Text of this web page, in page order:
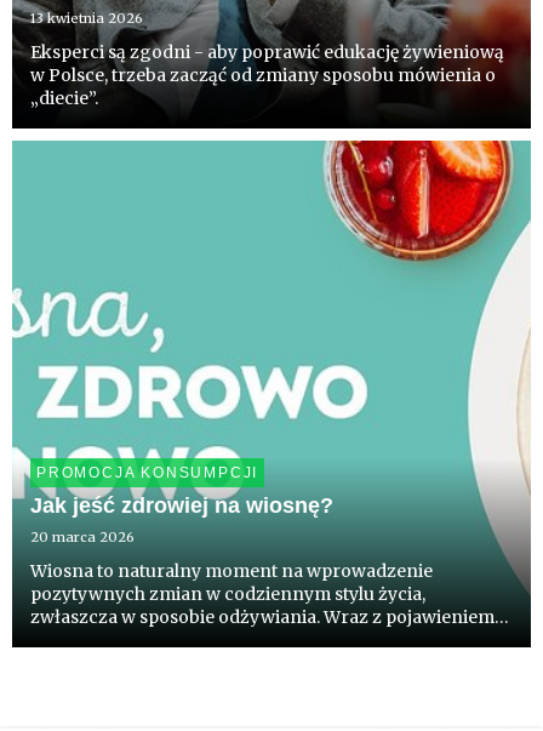
13 kwietnia 2026
Eksperci są zgodni - aby poprawić edukację żywieniową
w Polsce, trzeba zacząć od zmiany sposobu mówienia o
„diecie”.
PROMOCJA KONSUMPCJI
Jak jeść zdrowiej na wiosnę?
20 marca 2026
Wiosna to naturalny moment na wprowadzenie
pozytywnych zmian w codziennym stylu życia,
zwłaszcza w sposobie odżywiania. Wraz z pojawieniem